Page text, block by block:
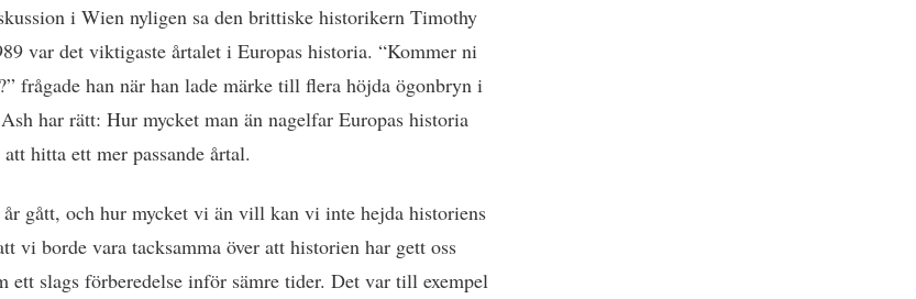
i Wien nyligen sa den brittiske historikern Timothy
var det viktigaste årtalet i Europas historia. “Kommer ni
frågade han när han lade märke till flera höjda ögonbryn i
har rätt: Hur mycket man än nagelfar Europas historia
hitta ett mer passande årtal.
gått, och hur mycket vi än vill kan vi inte hejda historiens
vi borde vara tacksamma över att historien har gett oss
ett slags förberedelse inför sämre tider. Det var till exempel